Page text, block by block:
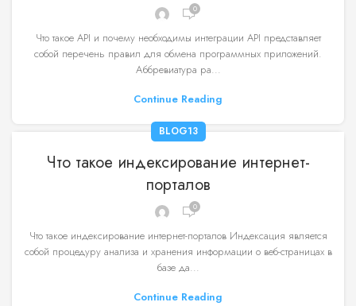
0
Что такое API и почему необходимы интеграции API представляет
собой перечень правил для обмена программных приложений.
Аббревиатура ра...
Continue Reading
BLOG13
Что такое индексирование интернет-
порталов
0
Что такое индексирование интернет-порталов Индексация является
собой процедуру анализа и хранения информации о веб-страницах в
базе да...
Continue Reading